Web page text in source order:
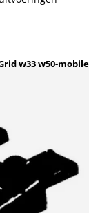
w33 w50-mobile